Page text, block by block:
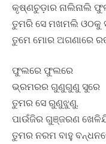
କୃଷ୍ଣଚୁଡ଼ାର ନାଲିନାଲି
ତୁମରି ସେ ମଖମଲି ଓଠକୁ
ତୁମେ ମୋର ଅଗଣାରେ
ଫୁଲରେ ଫୁଲରେ
ଭ୍ରମରର ଗୁଣୁଗୁଣୁ ସୁରେ
ତୁମର ସେ ରୁଣୁଝୁଣୁ,
ପାଉଁଜିର ଗୁଞ୍ଜରଣ
ତୁମର ନରମ ବାହୁ